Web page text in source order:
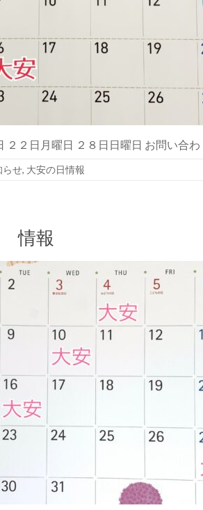
２２日月曜日 ２８日日曜日 お問い合わ
らせ, 大安の日情報
情報